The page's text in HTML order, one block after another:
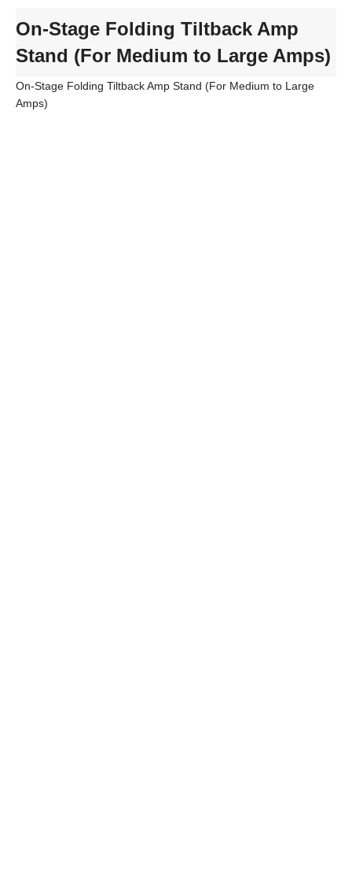
On-Stage Folding Tiltback Amp
Stand (For Medium to Large Amps)
On-Stage Folding Tiltback Amp Stand (For Medium to Large
Amps)